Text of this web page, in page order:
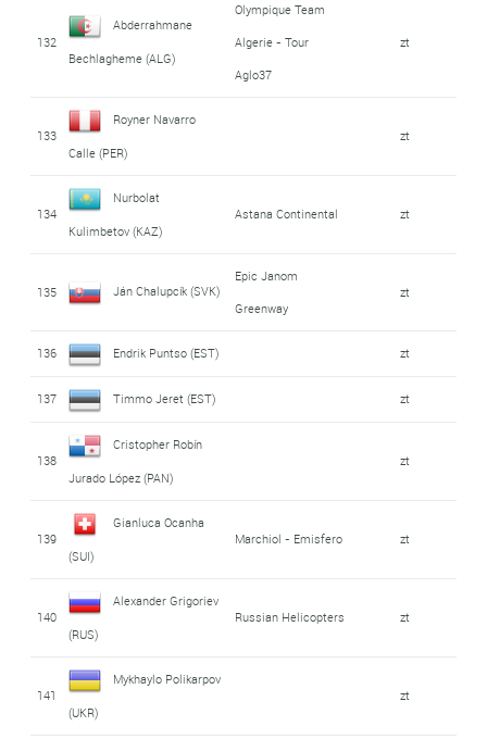
132
Abderrahmane
Bechlagheme (ALG)
Olympique Team
Algerie - Tour
Aglo37
zt
133
Royner Navarro
Calle (PER)
zt
134
Nurbolat
Kulimbetov (KAZ)
Astana Continental zt
135 Ján Chalupcík (SVK)
Epic Janom
Greenway
zt
136 Endrik Puntso (EST) zt
137 Timmo Jeret (EST) zt
138
Cristopher Robín
Jurado López (PAN)
zt
139
Gianluca Ocanha
(SUI)
Marchiol - Emisfero zt
140
Alexander Grigoriev
(RUS)
Russian Helicopters zt
141
Mykhaylo Polikarpov
(UKR)
zt